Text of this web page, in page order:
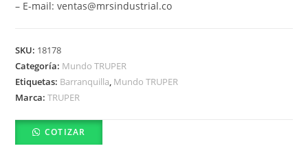
– E-mail: ventas@mrsindustrial.co
SKU: 18178
Categoría: Mundo TRUPER
Etiquetas: Barranquilla, Mundo TRUPER
Marca:TRUPER
COTIZAR